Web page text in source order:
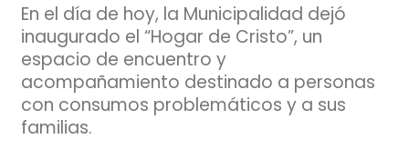
En el día de hoy, la Municipalidad dejó
inaugurado el “Hogar de Cristo”, un
espacio de encuentro y
acompañamiento destinado a personas
con consumos problemáticos y a sus
familias.